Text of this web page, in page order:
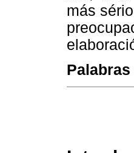
más